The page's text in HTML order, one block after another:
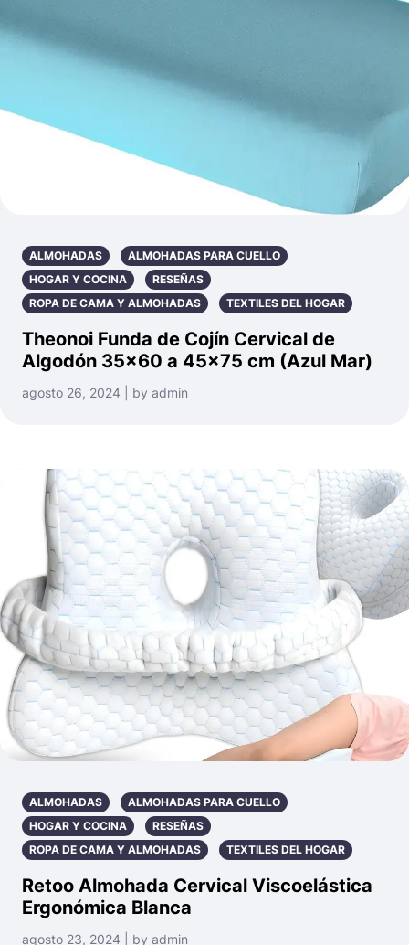
ALMOHADAS
ALMOHADAS PARA CUELLO
HOGAR Y COCINA
RESEÑAS
ROPA DE CAMA Y ALMOHADAS
TEXTILES DEL HOGAR
Theonoi Funda de Cojín Cervical de
Algodón 35×60 a 45×75 cm (Azul Mar)
agosto 26, 2024 | by admin
ALMOHADAS
ALMOHADAS PARA CUELLO
HOGAR Y COCINA
RESEÑAS
ROPA DE CAMA Y ALMOHADAS
TEXTILES DEL HOGAR
Retoo Almohada Cervical Viscoelástica
Ergonómica Blanca
agosto 23, 2024 | by admin